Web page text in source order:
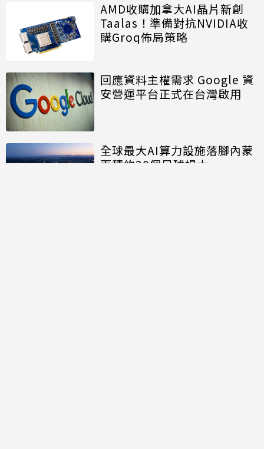
AMD收購加拿大AI晶片新創
Taalas！準備對抗NVIDIA收
購Groq佈局策略
回應資料主權需求 Google 資
安營運平台正式在台灣啟用
全球最大AI算力設施落腳內蒙
面積約20個足球場大